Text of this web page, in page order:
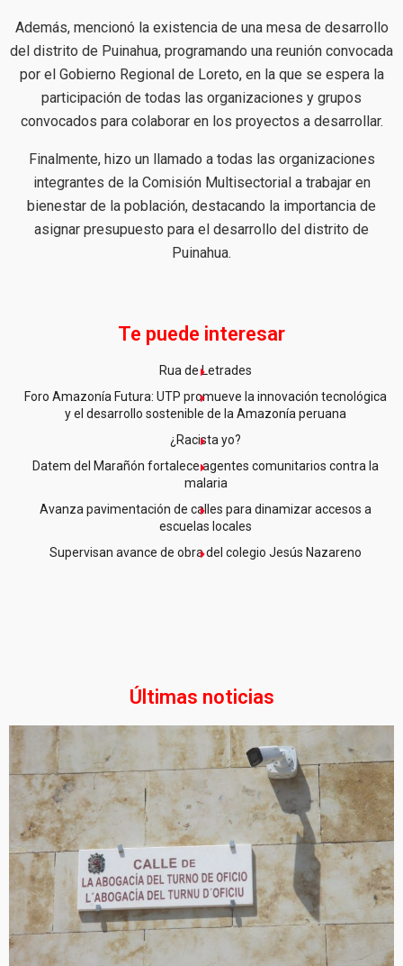
Además, mencionó la existencia de una mesa de desarrollo
del distrito de Puinahua, programando una reunión convocada
por el Gobierno Regional de Loreto, en la que se espera la
participación de todas las organizaciones y grupos
convocados para colaborar en los proyectos a desarrollar.
Finalmente, hizo un llamado a todas las organizaciones
integrantes de la Comisión Multisectorial a trabajar en
bienestar de la población, destacando la importancia de
asignar presupuesto para el desarrollo del distrito de
Puinahua.
Te puede interesar
Rua de Letrades
Foro Amazonía Futura: UTP promueve la innovación tecnológica
y el desarrollo sostenible de la Amazonía peruana
¿Racista yo?
Datem del Marañón fortalece agentes comunitarios contra la
malaria
Avanza pavimentación de calles para dinamizar accesos a
escuelas locales
Supervisan avance de obra del colegio Jesús Nazareno
Últimas noticias